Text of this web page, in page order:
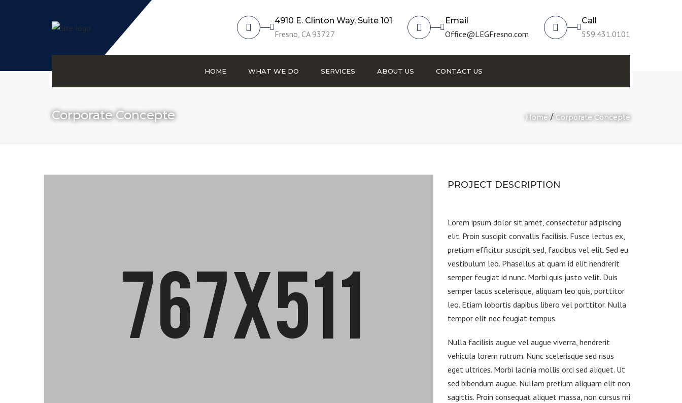
4910 E. Clinton Way, Suite 101
Fresno, CA 93727
Email
Office@LEGFresno.com
Call
559.431.0101
HOME WHAT WE DO SERVICES
Building Information
ABOUT US CONTACT US
Corporate Concepte Home Corporate Concepte
PROJECT DESCRIPTION
Lorem ipsum dolor sit amet, consectetur adipiscing
elit. Proin suscipit convallis facilisis. Fusce lectus ex,
pretium efficitur suscipit sed, faucibus vel elit. Sed eu
vestibulum leo. Phasellus at quam id elit hendrerit
semper feugiat id nunc. Morbi quis justo velit. Duis
semper lacus scelerisque, aliquam leo quis, porttitor
leo. Etiam lobortis dapibus libero vel porttitor. Nulla
tempor elit nec feugiat tempus.
Nulla facilisis augue vel augue viverra, hendrerit
vehicula lorem rutrum. Nunc scelerisque sed risus
eget ultrices. Morbi lacinia mollis orci sed aliquet. Ut
sed bibendum augue. Nullam pretium aliquam elit non
sagittis. Proin consequat aliquet massa, non cursus mi